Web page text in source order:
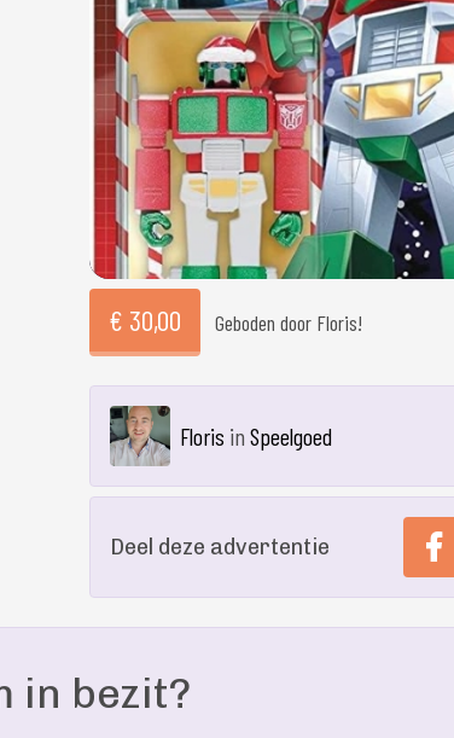
€ 30,00 Geboden door Floris!
Floris in Speelgoed
Deel deze advertentie
in bezit?